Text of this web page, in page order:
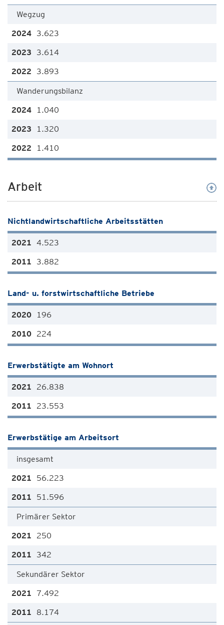
Wegzug
3.623
3.614
3.893
Wanderungsbilanz
1.040
1.320
1.410
Arbeit
Nichtlandwirtschaftliche Arbeitsstätten
4.523
3.882
Land- u. forstwirtschaftliche Betriebe
196
224
Erwerbstätigte am Wohnort
26.838
23.553
Erwerbstätige am Arbeitsort
insgesamt
56.223
51.596
Primärer Sektor
250
342
Sekundärer Sektor
7.492
8.174